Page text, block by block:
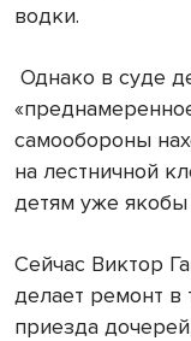
водки.
Однако в суде
самообороны
на лестничной
детям уже якобы
Сейчас Виктор
делает ремонт в
приезда